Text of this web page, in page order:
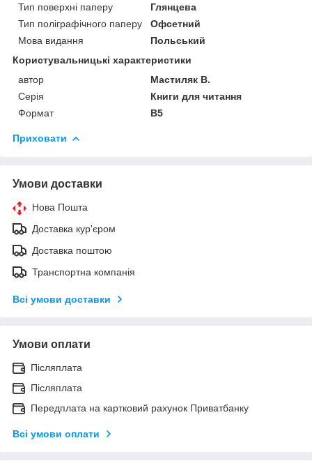
Тип поверхні паперу
Глянцева
Тип поліграфічного паперу
Офсетний
Мова видання
Польський
Користувальницькі характеристики
автор
Мастиляк В.
Серія
Книги для читання
Формат
В5
Приховати
Умови доставки
Нова Пошта
Доставка кур'єром
Доставка поштою
Транспортна компанія
Всі умови доставки
Умови оплати
Післяплата
Післяплата
Передплата на картковий рахунок Приватбанку
Всі умови оплати